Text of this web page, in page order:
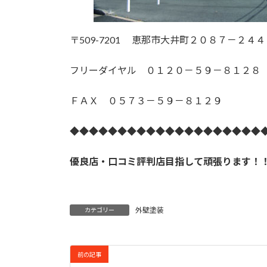
〒509-7201 恵那市大井町２０８７－２４４
フリーダイヤル ０１２０－５９－８１２８
ＦＡＸ ０５７３－５９－８１２９
優良店・口コミ評判店目指して頑張ります！！
カテゴリー 外壁塗装
前の記事